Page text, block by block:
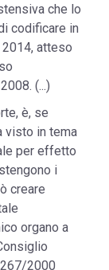
che lo
codificare in
atteso
(...)
è, se
visto in tema
per effetto
i
creare
organo a
2000